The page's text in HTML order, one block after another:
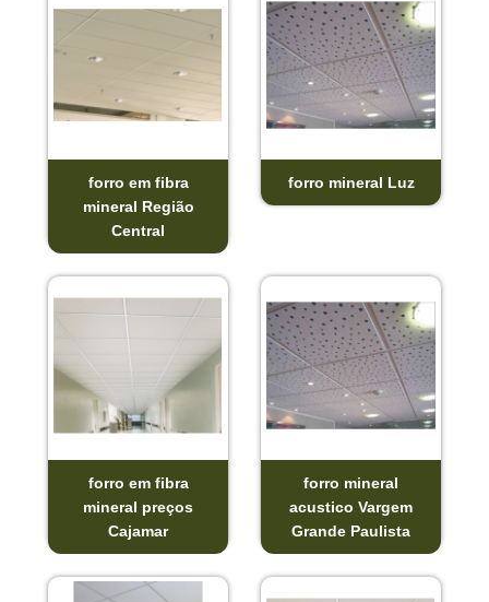
forro em fibra
mineral Região
Central
forro mineral Luz
forro em fibra
mineral preços
Cajamar
forro mineral
acustico Vargem
Grande Paulista